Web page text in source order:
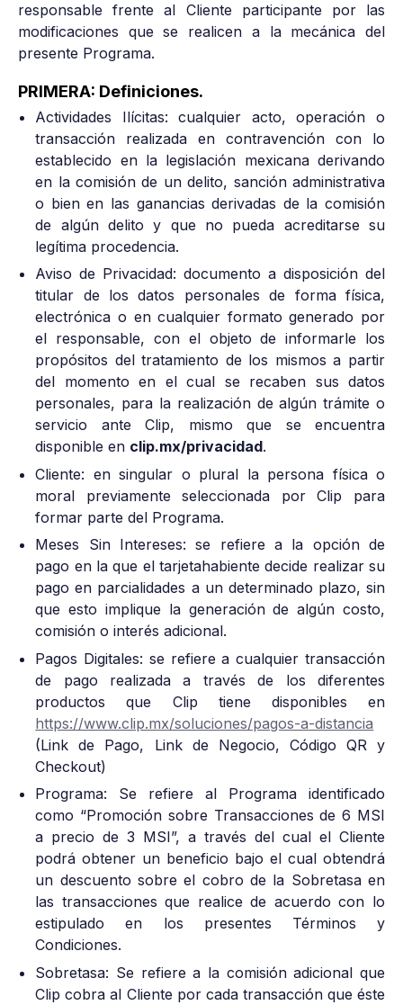
responsable frente al Cliente participante por las
modificaciones que se realicen a la mecánica del
presente Programa.
PRIMERA: Definiciones.
Actividades Ilícitas: cualquier acto, operación o
transacción realizada en contravención con lo
establecido en la legislación mexicana derivando
en la comisión de un delito, sanción administrativa
o bien en las ganancias derivadas de la comisión
de algún delito y que no pueda acreditarse su
legítima procedencia.
Aviso de Privacidad: documento a disposición del
titular de los datos personales de forma física,
electrónica o en cualquier formato generado por
el responsable, con el objeto de informarle los
propósitos del tratamiento de los mismos a partir
del momento en el cual se recaben sus datos
personales, para la realización de algún trámite o
servicio ante Clip, mismo que se encuentra
disponible en clip.mx/privacidad.
Cliente: en singular o plural la persona física o
moral previamente seleccionada por Clip para
formar parte del Programa.
Meses Sin Intereses: se refiere a la opción de
pago en la que el tarjetahabiente decide realizar su
pago en parcialidades a un determinado plazo, sin
que esto implique la generación de algún costo,
comisión o interés adicional.
Pagos Digitales: se refiere a cualquier transacción
de pago realizada a través de los diferentes
productos que Clip tiene disponibles en
https://www.clip.mx/soluciones/pagos-a-distancia
(Link de Pago, Link de Negocio, Código QR y
Checkout)
Programa: Se refiere al Programa identificado
como “Promoción sobre Transacciones de 6 MSI
a precio de 3 MSI”, a través del cual el Cliente
podrá obtener un beneficio bajo el cual obtendrá
un descuento sobre el cobro de la Sobretasa en
las transacciones que realice de acuerdo con lo
estipulado en los presentes Términos y
Condiciones.
Sobretasa: Se refiere a la comisión adicional que
Clip cobra al Cliente por cada transacción que éste